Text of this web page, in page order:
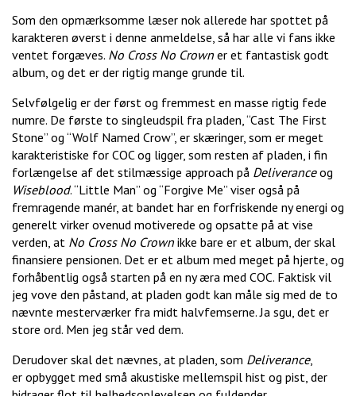
Som den opmærksomme læser nok allerede har spottet på
karakteren øverst i denne anmeldelse, så har alle vi fans ikke
ventet forgæves. No Cross No Crown er et fantastisk godt
album, og det er der rigtig mange grunde til.
Selvfølgelig er der først og fremmest en masse rigtig fede
numre. De første to singleudspil fra pladen, “Cast The First
Stone” og “Wolf Named Crow”, er skæringer, som er meget
karakteristiske for COC og ligger, som resten af pladen, i fin
forlængelse af det stilmæssige approach på Deliveranceog
Wiseblood. “Little Man” og “Forgive Me” viser også på
fremragende manér, at bandet har en forfriskende ny energi og
generelt virker ovenud motiverede og opsatte på at vise
verden, at No Cross No Crown ikke bare er et album, der skal
finansiere pensionen. Det er et album med meget på hjerte, og
forhåbentlig også starten på en ny æra med COC. Faktisk vil
jeg vove den påstand, at pladen godt kan måle sig med de to
nævnte mesterværker fra midt halvfemserne. Ja sgu, det er
store ord. Men jeg står ved dem.
Derudover skal det nævnes, at pladen, som Deliverance,
er opbygget med små akustiske mellemspil hist og pist, der